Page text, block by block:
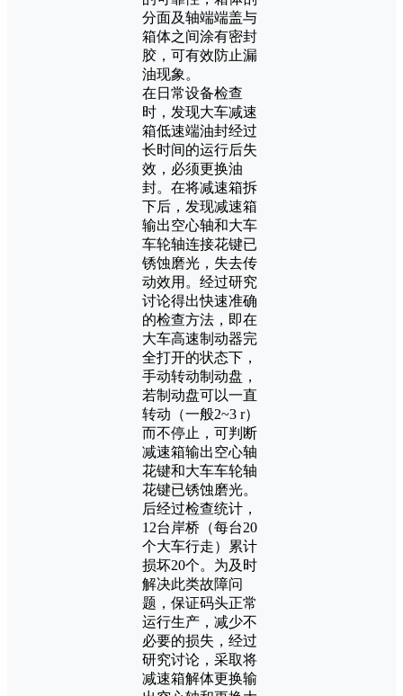
分面及轴端端盖与
箱体之间涂有密封
胶，可有效防止漏
油现象。
在日常设备检查
时，发现大车减速
箱低速端油封经过
长时间的运行后失
效，必须更换油
封。在将减速箱拆
下后，发现减速箱
输出空心轴和大车
车轮轴连接花键已
锈蚀磨光，失去传
动效用。经过研究
讨论得出快速准确
的检查方法，即在
大车高速制动器完
全打开的状态下，
手动转动制动盘，
若制动盘可以一直
转动（一般2~3 r）
而不停止，可判断
减速箱输出空心轴
花键和大车车轮轴
花键已锈蚀磨光。
后经过检查统计，
12台岸桥（每台20
个大车行走）累计
损坏20个。为及时
解决此类故障问
题，保证码头正常
运行生产，减少不
必要的损失，经过
研究讨论，采取将
减速箱解体更换输